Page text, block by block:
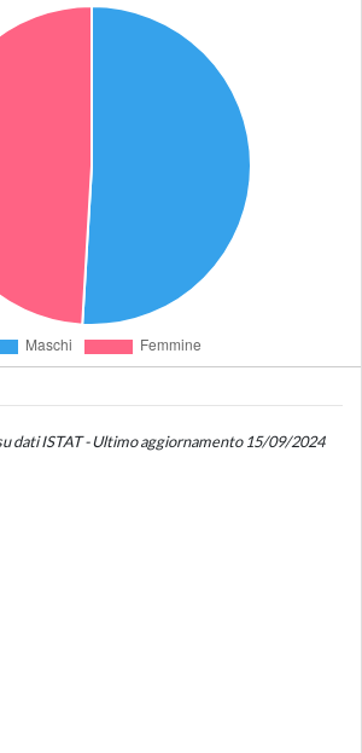
dati ISTAT - Ultimo aggiornamento 15/09/2024